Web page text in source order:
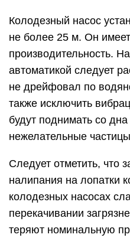
Колодезный насос
не более 25 м. Он
производительность.
автоматикой следует
не дрейфовал по
также исключить
будут поднимать со
нежелательные
Следует отметить, что
налипания на лопатки
колодезных насосах
перекачивании
теряют номинальную